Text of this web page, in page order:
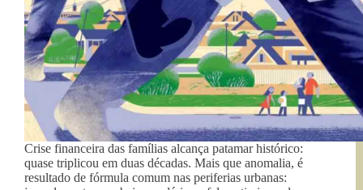
Crise financeira das famílias alcança patamar histórico:
quase triplicou em duas décadas. Mais que anomalia, é
resultado de fórmula comum nas periferias urbanas: